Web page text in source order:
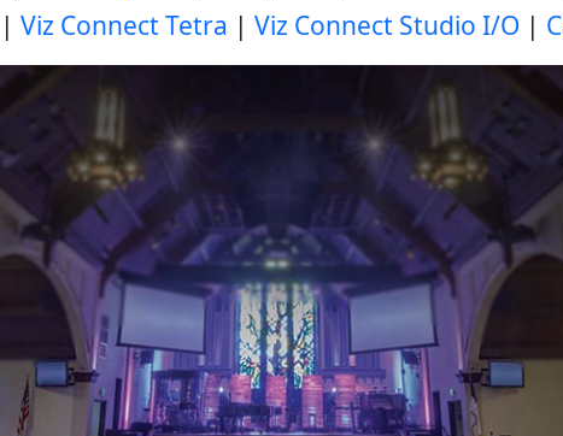
Viz Connect Tetra | Viz Connect Studio I/O |